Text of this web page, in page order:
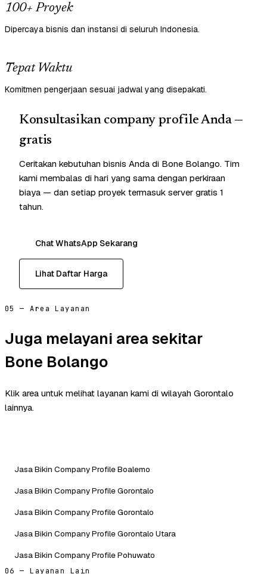
100+ Proyek
Dipercaya bisnis dan instansi di seluruh Indonesia.
Tepat Waktu
Komitmen pengerjaan sesuai jadwal yang disepakati.
Konsultasikan company profile Anda —
gratis
Ceritakan kebutuhan bisnis Anda di Bone Bolango. Tim
kami membalas di hari yang sama dengan perkiraan
biaya — dan setiap proyek termasuk server gratis 1
tahun.
Chat WhatsApp Sekarang
Lihat Daftar Harga
05 — Area Layanan
Juga melayani area sekitar
Bone Bolango
Klik area untuk melihat layanan kami di wilayah Gorontalo
lainnya.
Jasa Bikin Company Profile Boalemo
Jasa Bikin Company Profile Gorontalo
Jasa Bikin Company Profile Gorontalo
Jasa Bikin Company Profile Gorontalo Utara
Jasa Bikin Company Profile Pohuwato
06 — Layanan Lain